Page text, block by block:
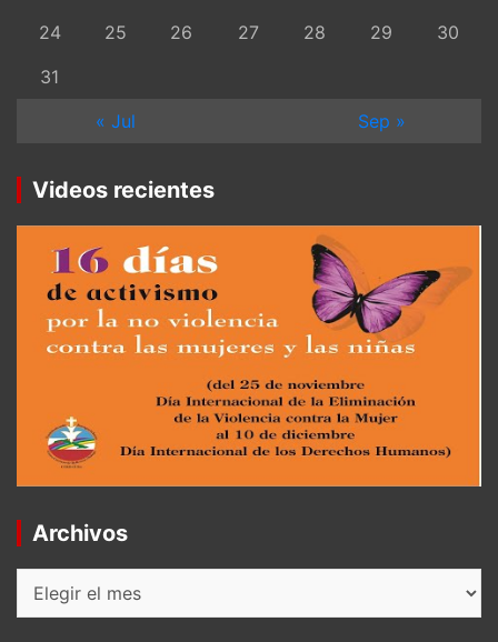
24
25 26 27 28 29
30
31
« Jul
Sep »
Videos recientes
Archivos